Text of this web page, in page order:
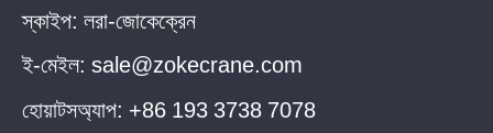
স্কাইপ: লরা-জোকেক্রেন
ই-মেইল: sale@zokecrane.com
হোয়াটসঅ্যাপ: +86 193 3738 7078